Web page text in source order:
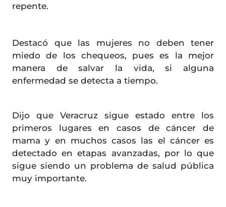
repente.
Destacó que las mujeres no deben tener
miedo de los chequeos, pues es la mejor
manera de salvar la vida, si alguna
enfermedad se detecta a tiempo.
Dijo que Veracruz sigue estado entre los
primeros lugares en casos de cáncer de
mama y en muchos casos las el cáncer es
detectado en etapas avanzadas, por lo que
sigue siendo un problema de salud pública
muy importante.